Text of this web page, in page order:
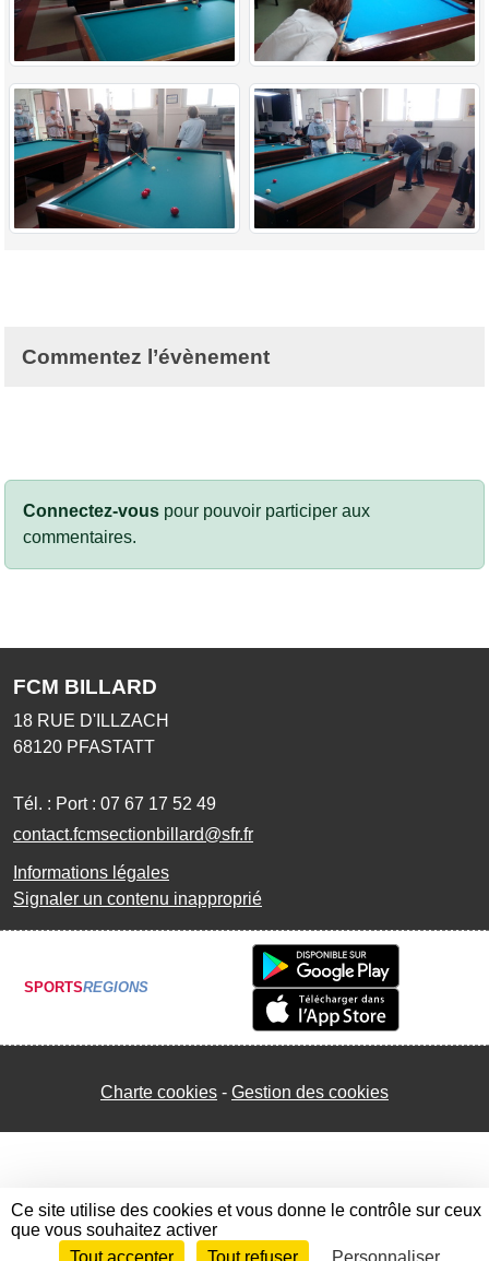
Commentez l’évènement
Connectez-vous pour pouvoir participer aux
commentaires.
FCM BILLARD
18 RUE D'ILLZACH
68120 PFASTATT
Tél. : Port : 07 67 17 52 49
contact.fcmsectionbillard@sfr.fr
Informations légales
Signaler un contenu inapproprié
SPORTSREGIONS
Charte cookies Gestion des cookies
Ce site utilise des cookies et vous donne le contrôle sur ceux
que vous souhaitez activer
Tout accepter
Tout refuser Personnaliser